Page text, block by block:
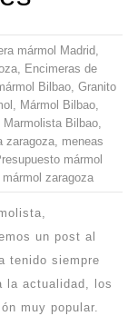
mármol Madrid,
, Encimeras de
Bilbao, Granito
, Mármol Bilbao,
Marmolista Bilbao,
zaragoza, meneas
mármol
zaragoza
un post al
tenido siempre
la actualidad, los
muy popular.